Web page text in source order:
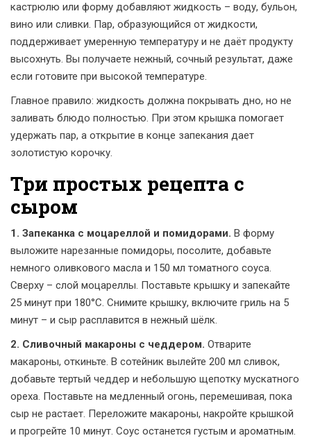
кастрюлю или форму добавляют жидкость – воду, бульон,
вино или сливки. Пар, образующийся от жидкости,
поддерживает умеренную температуру и не даёт продукту
высохнуть. Вы получаете нежный, сочный результат, даже
если готовите при высокой температуре.
Главное правило: жидкость должна покрывать дно, но не
заливать блюдо полностью. При этом крышка помогает
удержать пар, а открытие в конце запекания дает
золотистую корочку.
Три простых рецепта с
сыром
1. Запеканка с моцареллой и помидорами. В форму
выложите нарезанные помидоры, посолите, добавьте
немного оливкового масла и 150 мл томатного соуса.
Сверху – слой моцареллы. Поставьте крышку и запекайте
25 минут при 180°C. Снимите крышку, включите гриль на 5
минут – и сыр расплавится в нежный шёлк.
2. Сливочный макароны с чеддером. Отварите
макароны, откиньте. В сотейник вылейте 200 мл сливок,
добавьте тертый чеддер и небольшую щепотку мускатного
ореха. Поставьте на медленный огонь, перемешивая, пока
сыр не растает. Переложите макароны, накройте крышкой
и прогрейте 10 минут. Соус останется густым и ароматным.